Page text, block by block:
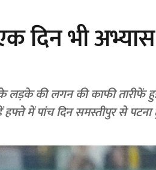
दिन भी
लड़के की लगन की काफी तारीफें
हफ्ते में पांच दिन समस्तीपुर से